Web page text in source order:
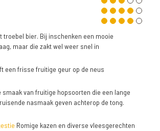
troebel bier. Bij inschenken een mooie
maar die zakt wel weer snel in
een frisse fruitige geur op de neus
smaak van fruitige hopsoorten die een lange
nasmaak geven achterop de tong.
Romige kazen en diverse vleesgerechten